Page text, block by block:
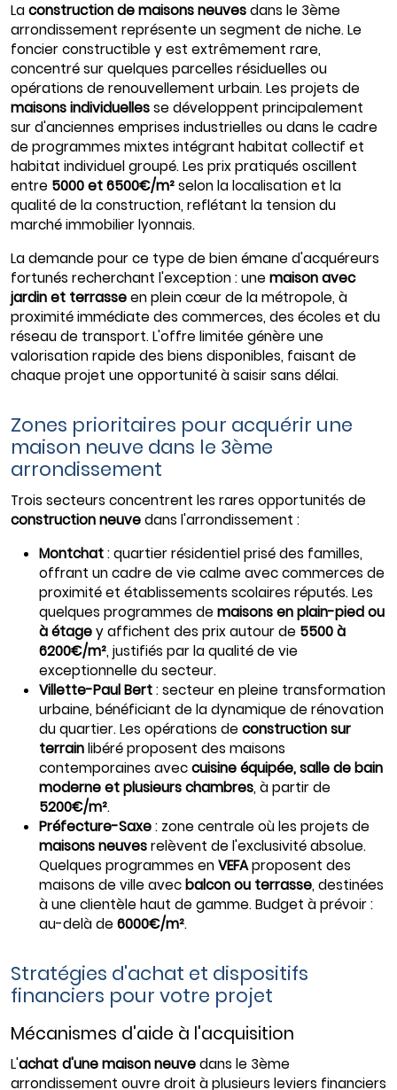
Laconstruction de maisons neuvesdans le 3ème
arrondissement représente un segment de niche. Le
foncier constructible y est extrêmement rare,
concentré sur quelques parcelles résiduelles ou
opérations de renouvellement urbain. Les projets de
maisons individuellesse développent principalement
sur d'anciennes emprises industrielles ou dans le cadre
de programmes mixtes intégrant habitat collectif et
habitat individuel groupé. Les prix pratiqués oscillent
entre 5000 et 6500€/m²selon la localisation et la
qualité de la construction, reflétant la tension du
marché immobilier lyonnais.
La demande pour ce type de bien émane d'acquéreurs
fortunés recherchant l'exception : une maison avec
jardin et terrasseen plein cœur de la métropole, à
proximité immédiate des commerces, des écoles et du
réseau de transport. L'offre limitée génère une
valorisation rapide des biens disponibles, faisant de
chaque projet une opportunité à saisir sans délai.
Zones prioritaires pour acquérir une
maison neuve dans le 3ème
arrondissement
Trois secteurs concentrent les rares opportunités de
construction neuvedans l'arrondissement :
Montchat: quartier résidentiel prisé des familles,
offrant un cadre de vie calme avec commerces de
proximité et établissements scolaires réputés. Les
quelques programmes de maisons en plain-pied ou
à étagey affichent des prix autour de 5500 à
6200€/m², justifiés par la qualité de vie
exceptionnelle du secteur.
Villette-Paul Bert: secteur en pleine transformation
urbaine, bénéficiant de la dynamique de rénovation
du quartier. Les opérations de construction sur
terrainlibéré proposent des maisons
contemporaines aveccuisine équipée, salle de bain
moderne et plusieurs chambres, à partir de
5200€/m².
Préfecture-Saxe: zone centrale où les projets de
maisons neuvesrelèvent de l'exclusivité absolue.
Quelques programmes enVEFAproposent des
maisons de ville avecbalcon ou terrasse, destinées
à une clientèle haut de gamme. Budget à prévoir :
au-delà de 6000€/m².
Stratégies d'achat et dispositifs
financiers pour votre projet
Mécanismes d'aide à l'acquisition
L'achat d'une maison neuvedans le 3ème
arrondissement ouvre droit à plusieurs leviers financiers